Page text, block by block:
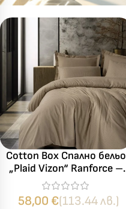
Cotton Box Спално бельо
„Plaid Vizon“ Ranforce –
100% памук ранфорс – 4
части – за спалня
58,00 €(113.44 лв.)